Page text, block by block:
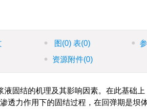
图 (0) 表(0)
资源附件(0)
固结的机理及其影响因素。在此基础
透力作用下的固结过程，在回弹期是坝